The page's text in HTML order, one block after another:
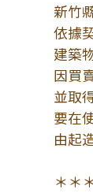
新竹
依據
建築
因買
並取
要在
由起
＊＊